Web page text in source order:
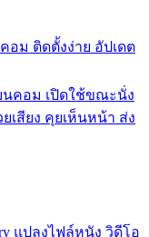
อม ติดตั้งง่าย อัปเดต
นคอม เปิดใช้ขณะนั่ง
เสียง คุยเห็นหน้า ส่ง
แปลงไฟล์หนัง วิดีโอ